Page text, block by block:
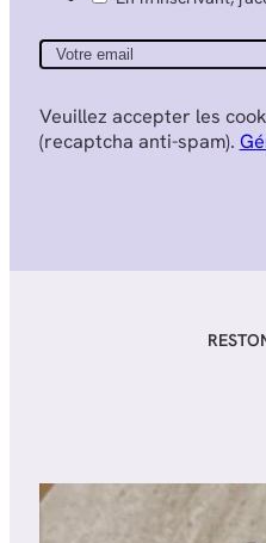
Veuillez accepter les
(recaptcha anti-spam).